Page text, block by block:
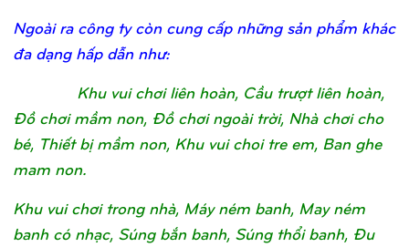
Ngoài ra công ty còn cung cấp những sản phẩm khác
đa dạng hấp dẫn như:
Khu vui chơi liên hoàn, Cầu trượt liên hoàn,
Đồ chơi mầm non, Đồ chơi ngoài trời, Nhà chơi cho
bé, Thiết bị mầm non, Khu vui choi tre em, Ban ghe
mam non.
Khu vui chơi trong nhà, Máy ném banh, May ném
banh có nhạc, Súng bắn banh, Súng thổi banh, Đu